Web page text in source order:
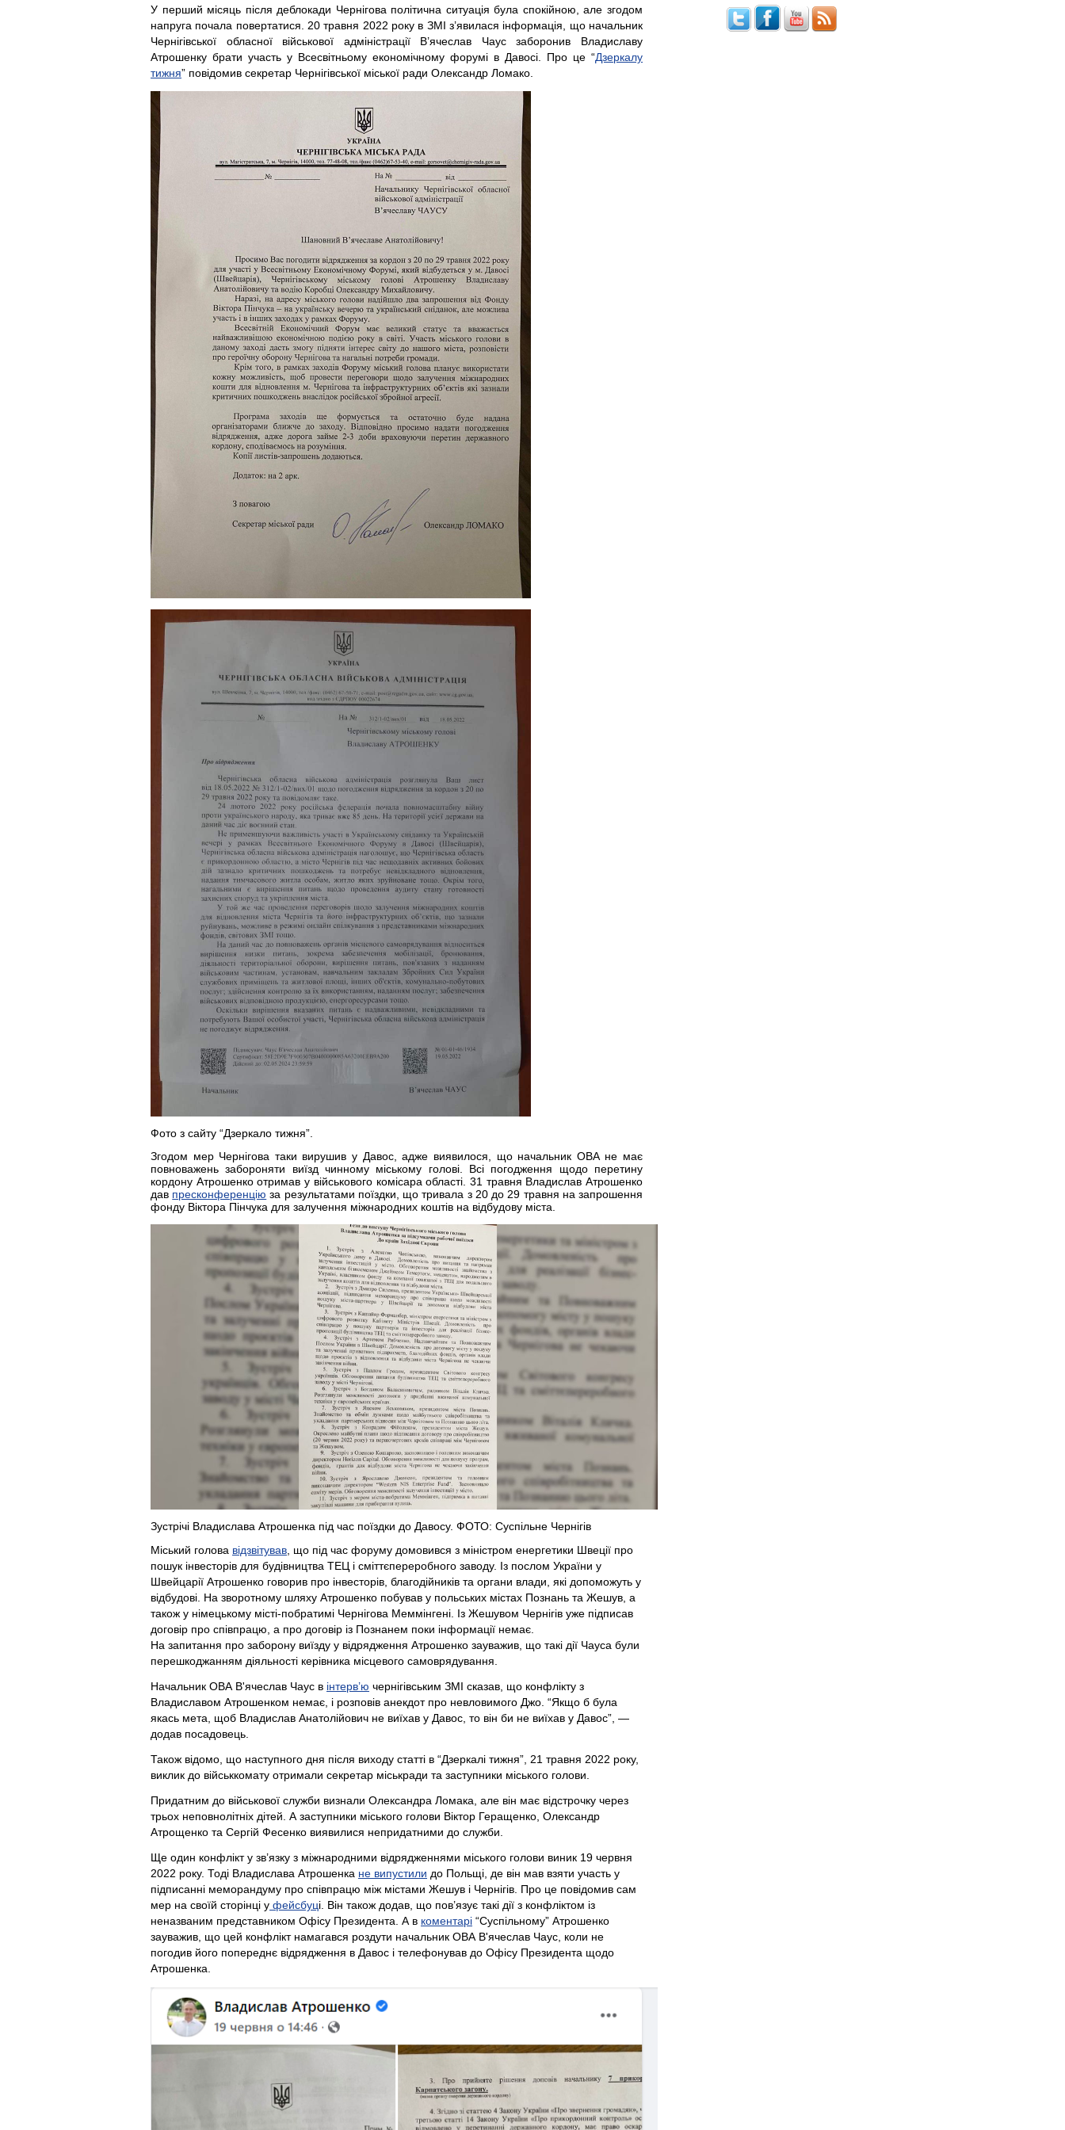
У перший місяць після деблокади Чернігова політична ситуація була спокійною, але згодом
напруга почала повертатися. 20 травня 2022 року в ЗМІ з’явилася інформація, що начальник
Чернігівської обласної військової адміністрації В’ячеслав Чаус заборонив Владиславу
Атрошенку брати участь у Всесвітньому економічному форумі в Давосі. Про це “Дзеркалу
тижня” повідомив секретар Чернігівської міської ради Олександр Ломако.
Фото з сайту “Дзеркало тижня”.
Згодом мер Чернігова таки вирушив у Давос, адже виявилося, що начальник ОВА не має
повноважень забороняти виїзд чинному міському голові. Всі погодження щодо перетину
кордону Атрошенко отримав у військового комісара області. 31 травня Владислав Атрошенко
дав пресконференцію за результатами поїздки, що тривала з 20 до 29 травня на запрошення
фонду Віктора Пінчука для залучення міжнародних коштів на відбудову міста.
Зустрічі Владислава Атрошенка під час поїздки до Давосу. ФОТО: Суспільне Чернігів
Міський голова відзвітував , що під час форуму домовився з міністром енергетики Швеції про
пошук інвесторів для будівництва ТЕЦ і сміттєпереробного заводу. Із послом України у
Швейцарії Атрошенко говорив про інвесторів, благодійників та органи влади, які допоможуть у
відбудові. На зворотному шляху Атрошенко побував у польських містах Познань та Жешув, а
також у німецькому місті-побратимі Чернігова Меммінгені. Із Жешувом Чернігів уже підписав
договір про співпрацю, а про договір із Познанем поки інформації немає.
На запитання про заборону виїзду у відрядження Атрошенко зауважив, що такі дії Чауса були
перешкоджанням діяльності керівника місцевого самоврядування.
Начальник ОВА В'ячеслав Чаус в інтерв’ю чернігівським ЗМІ сказав, що конфлікту з
Владиславом Атрошенком немає, і розповів анекдот про невловимого Джо. “Якщо б була
якась мета, щоб Владислав Анатолійович не виїхав у Давос, то він би не виїхав у Давос”, —
додав посадовець.
Також відомо, що наступного дня після виходу статті в “Дзеркалі тижня”, 21 травня 2022 року,
виклик до військкомату отримали секретар міськради та заступники міського голови.
Придатним до військової служби визнали Олександра Ломака, але він має відстрочку через
трьох неповнолітніх дітей. А заступники міського голови Віктор Геращенко, Олександр
Атрощенко та Сергій Фесенко виявилися непридатними до служби.
Ще один конфлікт у зв’язку з міжнародними відрядженнями міського голови виник 19 червня
2022 року. Тоді Владислава Атрошенка не випустили до Польщі, де він мав взяти участь у
підписанні меморандуму про співпрацю між містами Жешув і Чернігів. Про це повідомив сам
мер на своїй сторінці у фейсбуці. Він також додав, що пов’язує такі дії з конфліктом із
неназваним представником Офісу Президента. А в коментарі “Суспільному” Атрошенко
зауважив, що цей конфлікт намагався роздути начальник ОВА В'ячеслав Чаус, коли не
погодив його попереднє відрядження в Давос і телефонував до Офісу Президента щодо
Атрошенка.